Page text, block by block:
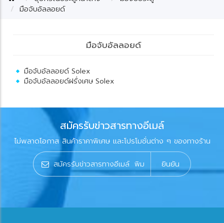
มือจับอัลลอยด์
มือจับอัลลอยด์
มือจับอัลลอยด์ Solex
มือจับอัลลอยด์ฝรั่งเศษ Solex
สมัครรับข่าวสารทางอีเมล์
ไม่พลาดโอกาส สินค้าราคาพิเศษ และโปรโมชั่นต่าง ๆ ของทางร้าน
ยินยัน